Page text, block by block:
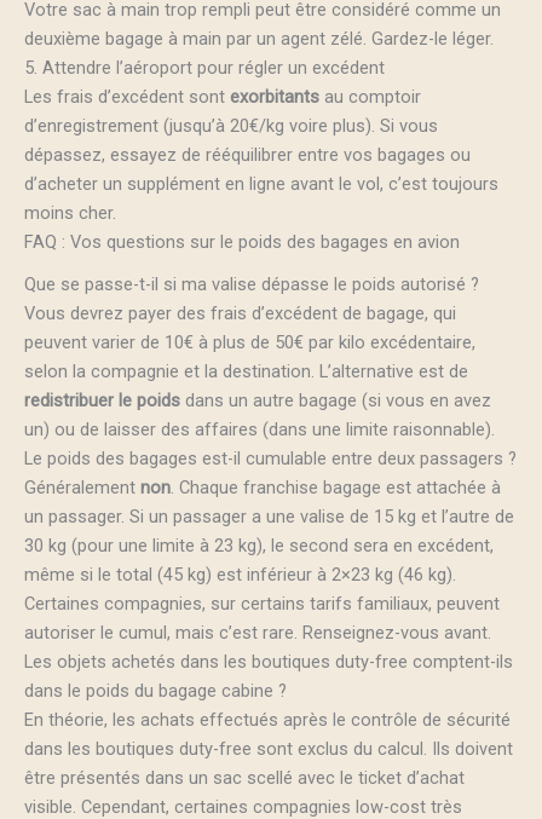
Votre sac à main trop rempli peut être considéré comme un
deuxième bagage à main par un agent zélé. Gardez-le léger.
5. Attendre l’aéroport pour régler un excédent
Les frais d’excédent sont exorbitants au comptoir
d’enregistrement (jusqu’à 20€/kg voire plus). Si vous
dépassez, essayez de rééquilibrer entre vos bagages ou
d’acheter un supplément en ligne avant le vol, c’est toujours
moins cher.
FAQ : Vos questions sur le poids des bagages en avion
Que se passe-t-il si ma valise dépasse le poids autorisé ?
Vous devrez payer des frais d’excédent de bagage, qui
peuvent varier de 10€ à plus de 50€ par kilo excédentaire,
selon la compagnie et la destination. L’alternative est de
redistribuer le poids dans un autre bagage (si vous en avez
un) ou de laisser des affaires (dans une limite raisonnable).
Le poids des bagages est-il cumulable entre deux passagers ?
Généralement non . Chaque franchise bagage est attachée à
un passager. Si un passager a une valise de 15 kg et l’autre de
30 kg (pour une limite à 23 kg), le second sera en excédent,
même si le total (45 kg) est inférieur à 2×23 kg (46 kg).
Certaines compagnies, sur certains tarifs familiaux, peuvent
autoriser le cumul, mais c’est rare. Renseignez-vous avant.
Les objets achetés dans les boutiques duty-free comptent-ils
dans le poids du bagage cabine ?
En théorie, les achats effectués après le contrôle de sécurité
dans les boutiques duty-free sont exclus du calcul. Ils doivent
être présentés dans un sac scellé avec le ticket d’achat
visible. Cependant, certaines compagnies low-cost très